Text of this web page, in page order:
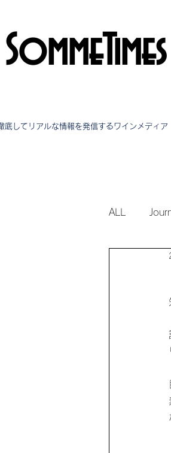
SommeTimes
底してリアルな情報を発信する​ワインメディア
ALL
Side